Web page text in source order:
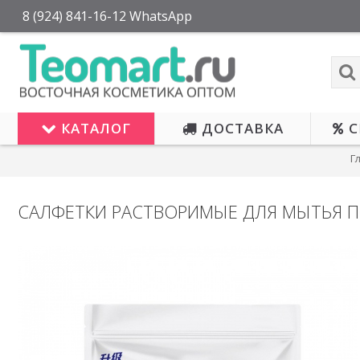
8 (924) 841-16-12 WhatsApp
КАТАЛОГ ДОСТАВКА
САЛФЕТКИ РАСТВОРИМЫЕ ДЛЯ МЫТЬЯ